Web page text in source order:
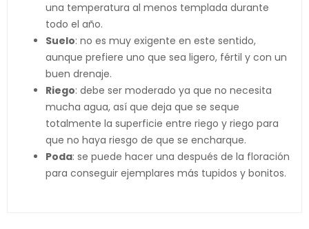
una temperatura al menos templada durante
todo el año.
Suelo: no es muy exigente en este sentido,
aunque prefiere uno que sea ligero, fértil y con un
buen drenaje.
Riego: debe ser moderado ya que no necesita
mucha agua, así que deja que se seque
totalmente la superficie entre riego y riego para
que no haya riesgo de que se encharque.
Poda: se puede hacer una después de la floración
para conseguir ejemplares más tupidos y bonitos.